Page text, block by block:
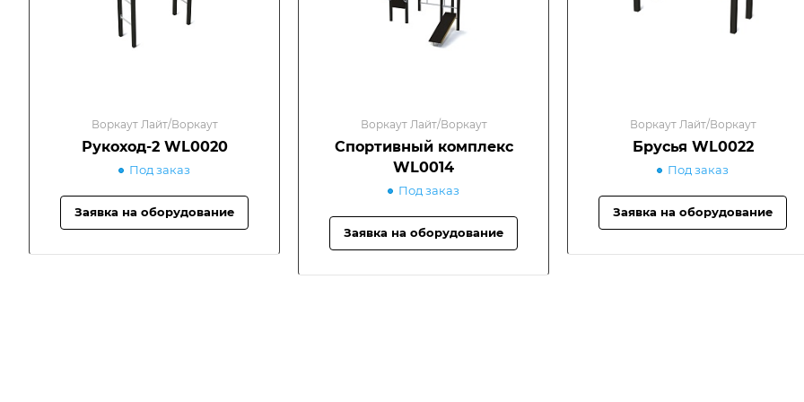
Воркаут Лайт/Воркаут
Рукоход-2 WL0020
Под заказ
Заявка на оборудование
Воркаут Лайт/Воркаут
Спортивный комплекс
WL0014
Под заказ
Заявка на оборудование
Воркаут Лайт/Воркаут
Брусья WL0022
Под заказ
Заявка на оборудование